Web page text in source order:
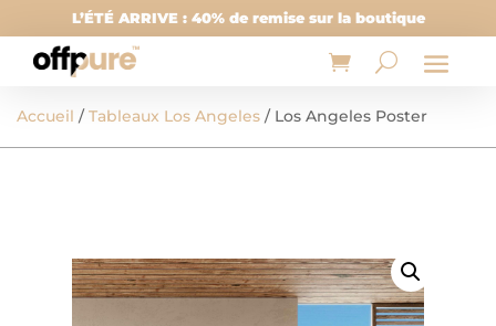
L’ÉTÉ ARRIVE : 40% de remise sur la boutique
Accueil /Tableaux Los Angeles / Los Angeles Poster